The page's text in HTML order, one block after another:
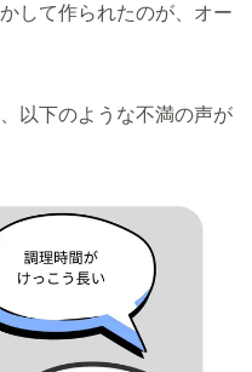
して作られたのが、オー
以下のような不満の声が